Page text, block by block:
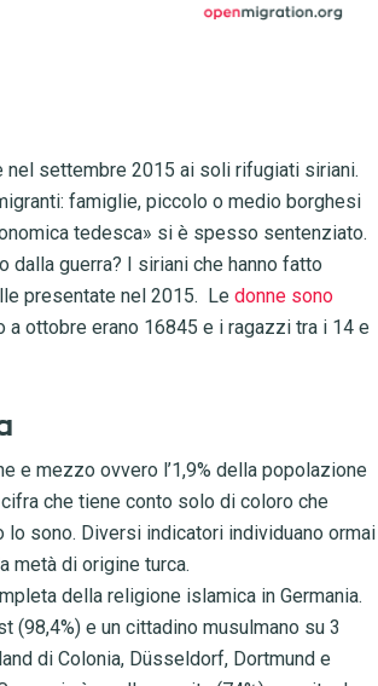
settembre 2015 ai soli rifugiati siriani.
famiglie, piccolo o medio borghesi
tedesca» si è spesso sentenziato.
dalla guerra? I siriani che hanno fatto
presentate nel 2015. Le donne sono
ottobre erano 16845 e i ragazzi tra i 14 e
e mezzo ovvero l’1,9% della popolazione
che tiene conto solo di coloro che
sono. Diversi indicatori individuano ormai
metà di origine turca.
della religione islamica in Germania.
(98,4%) e un cittadino musulmano su 3
di Colonia, Düsseldorf, Dortmund e